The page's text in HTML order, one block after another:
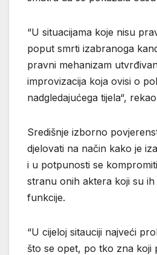
“U situacijama koje nisu
poput smrti izabranoga
pravni mehanizam
improvizacija koja ovisi o
nadgledajućega tijela“,
Središnje izborno
djelovati na način kako je
i u potpunosti se
stranu onih aktera koji su
funkcije.
“U cijeloj sitauciji najveći
što se opet, po tko zna koji